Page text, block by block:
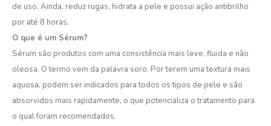
de uso. Ainda, reduz rugas, hidrata a pele e possui ação antibrilho
por até 8 horas.
O que é um Sérum?
Sérum são produtos com uma consistência mais leve, fluida e não
oleosa. O termo vem da palavra soro. Por terem uma textura mais
aquosa, podem ser indicados para todos os tipos de pele e são
absorvidos mais rapidamente, o que potencializa o tratamento para
o qual foram recomendados.